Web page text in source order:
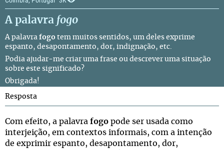
A palavra fogo
A palavra fogo tem muitos sentidos, um deles exprime
espanto, desapontamento, dor, indignação, etc.
Podia ajudar-me criar uma frase ou descrever uma situação
sobre este significado?
Obrigada!
Resposta
Com efeito, a palavra fogo pode ser usada como
interjeição, em contextos informais, com a intenção
de exprimir espanto, desapontamento, dor,